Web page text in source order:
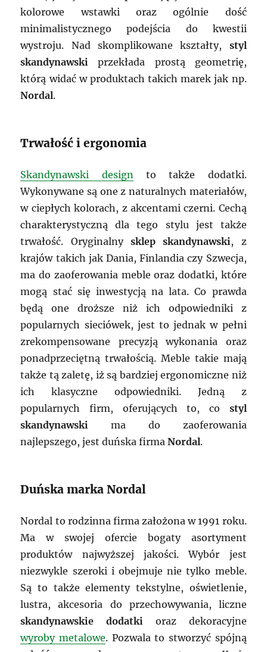
kolorowe wstawki oraz ogólnie dość
minimalistycznego podejścia do kwestii
wystroju. Nad skomplikowane kształty, styl
skandynawski
przekłada prostą geometrię,
którą widać w produktach takich marek jak np.
Nordal.
Trwałość i ergonomia
Skandynawski design to także dodatki.
Wykonywane są one z naturalnych materiałów,
w ciepłych kolorach, z akcentami czerni. Cechą
charakterystyczną dla tego stylu jest także
trwałość. Oryginalny sklep skandynawski , z
krajów takich jak Dania, Finlandia czy Szwecja,
ma do zaoferowania meble oraz dodatki, które
mogą stać się inwestycją na lata. Co prawda
będą one droższe niż ich odpowiedniki z
popularnych sieciówek, jest to jednak w pełni
zrekompensowane precyzją wykonania oraz
ponadprzeciętną trwałością. Meble takie mają
także tą zaletę, iż są bardziej ergonomiczne niż
ich klasyczne odpowiedniki. Jedną z
popularnych firm, oferujących to, co styl
skandynawski
ma do zaoferowania
najlepszego, jest duńska firmaNordal.
Duńska marka Nordal
Nordal to rodzinna firma założona w 1991 roku.
Ma w swojej ofercie bogaty asortyment
produktów najwyższej jakości. Wybór jest
niezwykle szeroki i obejmuje nie tylko meble.
Są to także elementy tekstylne, oświetlenie,
lustra, akcesoria do przechowywania, liczne
skandynawskie dodatki
oraz dekoracyjne
wyroby metalowe. Pozwala to stworzyć spójną